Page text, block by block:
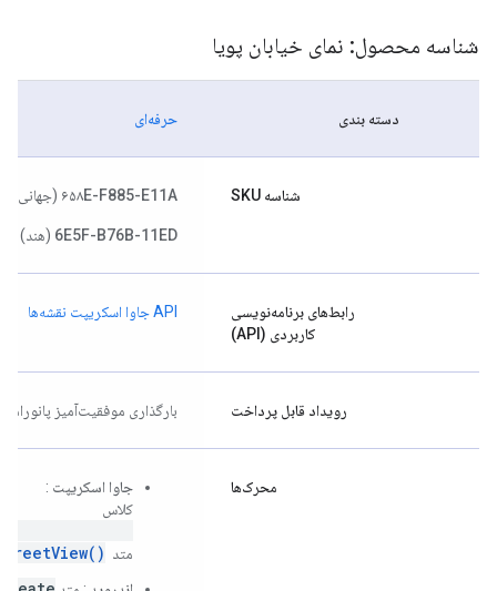
شناسه محصول: نمای خیابان پویا
دسته بندی حرفه‌ای
شناسه SKU ۶۵۸E-F885-E11A (جهانی)
6E5F-B76B-11ED (هند)
رابط‌های برنامه‌نویسی
کاربردی (API)
API جاوا اسکریپت نقشه‌ها
رویداد قابل پرداخت بارگذاری موفقیت‌آمیز پانوراما
محرک‌ها جاوا اسکریپت :
کلاس
متد